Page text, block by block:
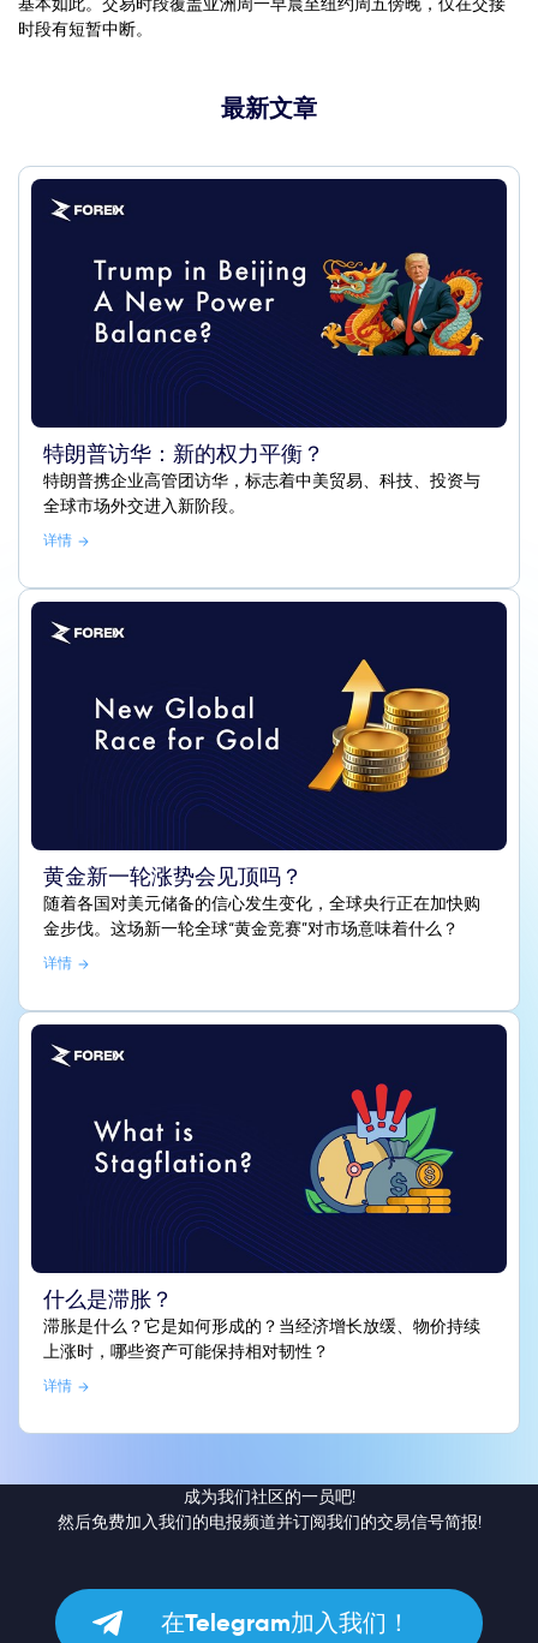
时段有短暂中断。
最新文章
特朗普访华：新的权力平衡？
特朗普携企业高管团访华，标志着中美贸易、科技、投资与
全球市场外交进入新阶段。
详情
黄金新一轮涨势会见顶吗？
随着各国对美元储备的信心发生变化，全球央行正在加快购
金步伐。这场新一轮全球“黄金竞赛”对市场意味着什么？
详情
什么是滞胀？
滞胀是什么？它是如何形成的？当经济增长放缓、物价持续
上涨时，哪些资产可能保持相对韧性？
详情
成为我们社区的一员吧!
然后免费加入我们的电报频道并订阅我们的交易信号简报!
在Telegram加入我们！